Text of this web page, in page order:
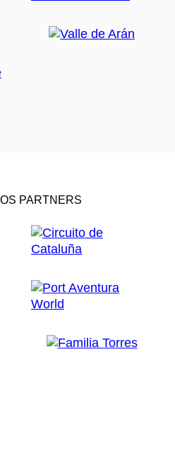
PARTNERS